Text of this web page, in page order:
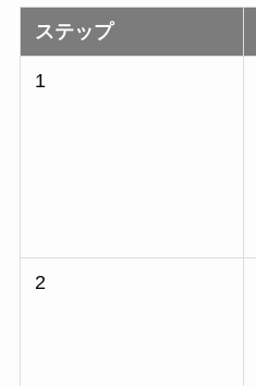
ステップ
1
2